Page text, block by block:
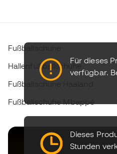
Für dieses
verfügbar.
Dieses
Stunden
Fußballschuhe
Hallenfußballschuhe
Fußballschuhe Haaland
Fußballschuhe Mbappé